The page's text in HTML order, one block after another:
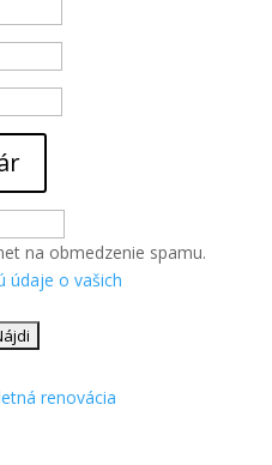
na obmedzenie spamu.
údaje o vašich
renovácia